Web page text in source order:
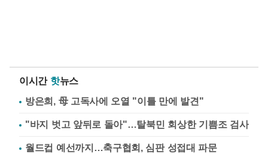
이시간 핫뉴스
방은희, 母 고독사에 오열 "이틀 만에 발견"
"바지 벗고 앞뒤로 돌아"…탈북민 회상한 기쁨조 검사
월드컵 예선까지…축구협회, 심판 성접대 파문